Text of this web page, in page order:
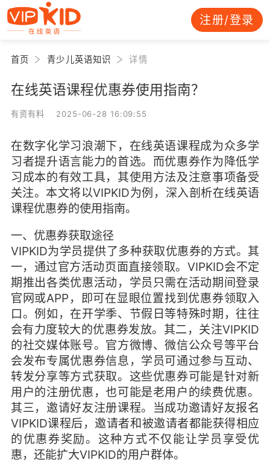
注册/登录
首页 青少儿英语知识 详情
在线英语课程优惠券使用指南？
有资有料 2025-06-28 16:09:55
在数字化学习浪潮下，在线英语课程成为众多学
习者提升语言能力的首选。而优惠券作为降低学
习成本的有效工具，其使用方法及注意事项备受
关注。本文将以VIPKID为例，深入剖析在线英语
课程优惠券的使用指南。
一、优惠券获取途径
VIPKID为学员提供了多种获取优惠券的方式。其
一，通过官方活动页面直接领取。VIPKID会不定
期推出各类优惠活动，学员只需在活动期间登录
官网或APP，即可在显眼位置找到优惠券领取入
口。例如，在开学季、节假日等特殊时期，往往
会有力度较大的优惠券发放。其二，关注VIPKID
的社交媒体账号。官方微博、微信公众号等平台
会发布专属优惠券信息，学员可通过参与互动、
转发分享等方式获取。这些优惠券可能是针对新
用户的注册优惠，也可能是老用户的续费优惠。
其三，邀请好友注册课程。当成功邀请好友报名
VIPKID课程后，邀请者和被邀请者都能获得相应
的优惠券奖励。这种方式不仅能让学员享受优
惠，还能扩大VIPKID的用户群体。